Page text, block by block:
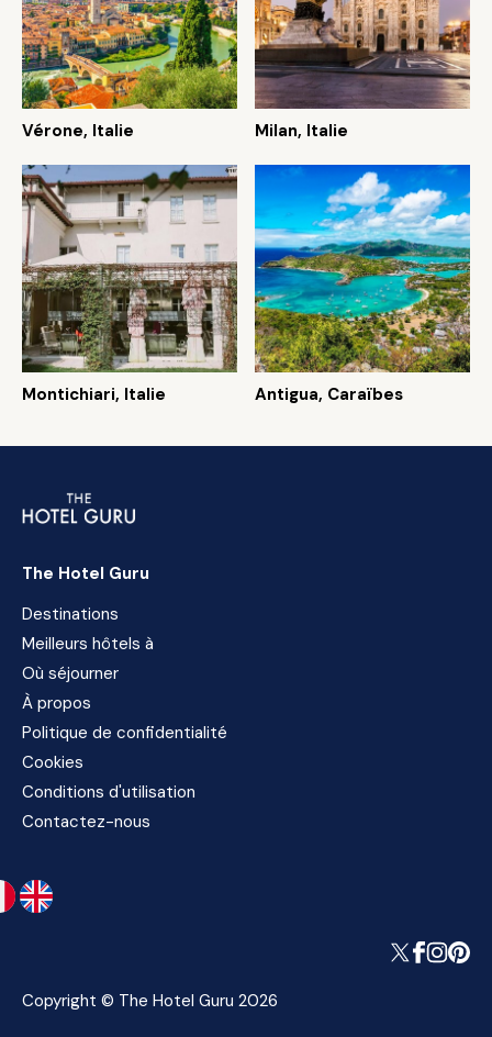
Vérone, Italie Milan, Italie
Montichiari, Italie Antigua, Caraïbes
The Hotel Guru
Destinations
Meilleurs hôtels à
Où séjourner
À propos
Politique de confidentialité
Cookies
Conditions d'utilisation
Contactez-nous
Copyright © The Hotel Guru 2026